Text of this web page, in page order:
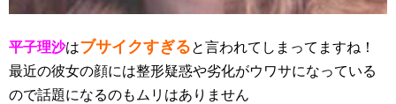
平子理沙はブサイクすぎると言われてしまってますね！
最近の彼女の顔には整形疑惑や劣化がウワサになっている
ので話題になるのもムリはありません